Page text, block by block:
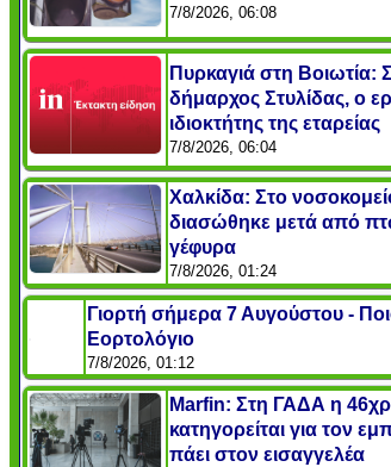
7/8/2026, 06:08
Πυρκαγιά στη Βοιωτία:
δήμαρχος Στυλίδας, ο
ιδιοκτήτης της εταρείας
7/8/2026, 06:04
Χαλκίδα: Στο
διασώθηκε μετά από
γέφυρα
7/8/2026, 01:24
Γιορτή σήμερα 7 Αυγούστου -
Εορτολόγιο
7/8/2026, 01:12
Marfin: Στη ΓΑΔΑ η
κατηγορείται για τον
πάει στον εισαγγελέα